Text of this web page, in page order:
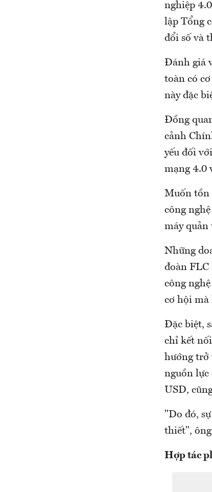
nghiệp
lập Tổng
đổi số và
Đánh giá
toàn có
này đặc
Đồng
cảnh
yếu đối
mạng 4.0
Muốn tồn
công
máy quản
Những
đoàn FLC
công
cơ hội mà
Đặc biệt,
chỉ kết
hướng trở
nguồn lực
USD,
"Do đó,
thiết",
Hợp tác